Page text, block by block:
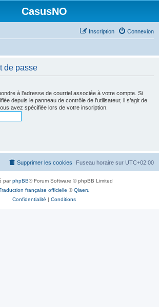
CasusNO
Connexion
Inscription
de passe
à l’adresse de courriel associée à votre compte. Si
depuis le panneau de contrôle de l’utilisateur, il s’agit de
avez spécifiée lors de votre inscription.
Fuseau horaire sur UTC+02:00
Supprimer les cookies
parphpBB® Forum Software © phpBB Limited
française officielle ©Qiaeru
Confidentialité | Conditions